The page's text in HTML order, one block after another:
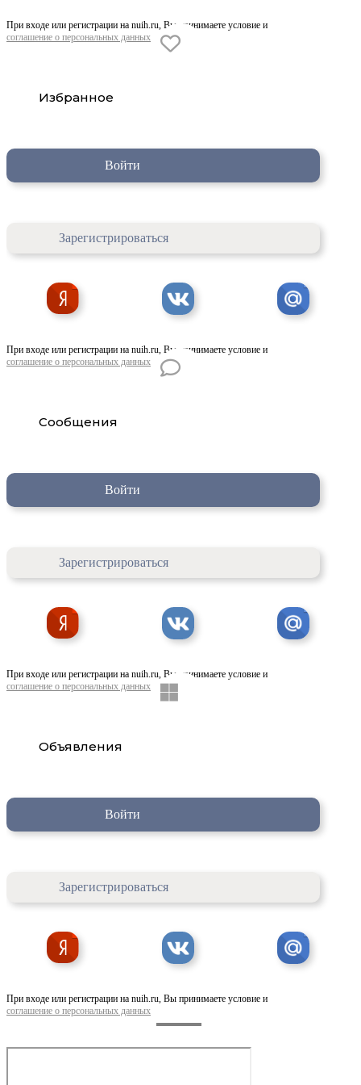
При входе или регистрации на nuih.ru, Вы принимаете условие и
соглашение о персональных данных
Избранное
Войти
Зарегистрироваться
При входе или регистрации на nuih.ru, Вы принимаете условие и
соглашение о персональных данных
Сообщения
Войти
Зарегистрироваться
При входе или регистрации на nuih.ru, Вы принимаете условие и
соглашение о персональных данных
Объявления
Войти
Зарегистрироваться
При входе или регистрации на nuih.ru, Вы принимаете условие и
соглашение о персональных данных